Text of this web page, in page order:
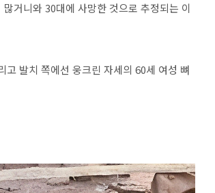
거니와 30대에 사망한 것으로 추정되는 이
고 발치 쪽에선 웅크린 자세의 60세 여성 뼈